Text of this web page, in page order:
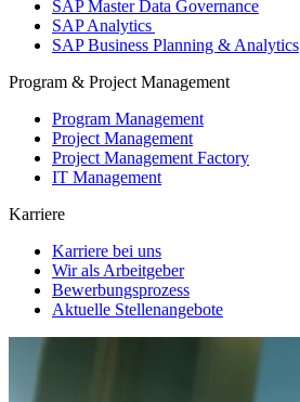
SAP Master Data Governance
SAP Analytics
SAP Business Planning & Analytics
Program & Project Management
Program Management
Project Management
Project Management Factory
IT Management
Karriere
Karriere bei uns
Wir als Arbeitgeber
Bewerbungsprozess
Aktuelle Stellenangebote